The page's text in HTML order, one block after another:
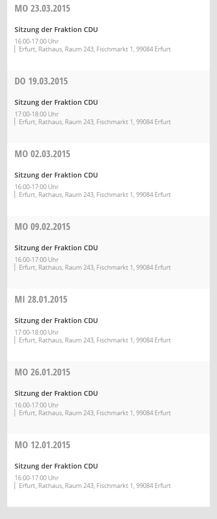
MO 23.03.2015
Sitzung der Fraktion CDU
16:00-17:00 Uhr
Erfurt, Rathaus, Raum 243, Fischmarkt 1, 99084 Erfurt
DO 19.03.2015
Sitzung der Fraktion CDU
17:00-18:00 Uhr
Erfurt, Rathaus, Raum 243, Fischmarkt 1, 99084 Erfurt
MO 02.03.2015
Sitzung der Fraktion CDU
16:00-17:00 Uhr
Erfurt, Rathaus, Raum 243, Fischmarkt 1, 99084 Erfurt
MO 09.02.2015
Sitzung der Fraktion CDU
16:00-17:00 Uhr
Erfurt, Rathaus, Raum 243, Fischmarkt 1, 99084 Erfurt
MI 28.01.2015
Sitzung der Fraktion CDU
17:00-18:00 Uhr
Erfurt, Rathaus, Raum 243, Fischmarkt 1, 99084 Erfurt
MO 26.01.2015
Sitzung der Fraktion CDU
16:00-17:00 Uhr
Erfurt, Rathaus, Raum 243, Fischmarkt 1, 99084 Erfurt
MO 12.01.2015
Sitzung der Fraktion CDU
16:00-17:00 Uhr
Erfurt, Rathaus, Raum 243, Fischmarkt 1, 99084 Erfurt